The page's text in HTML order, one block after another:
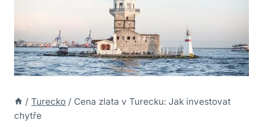
/ Turecko / Cena zlata v Turecku: Jak investovat
chytře